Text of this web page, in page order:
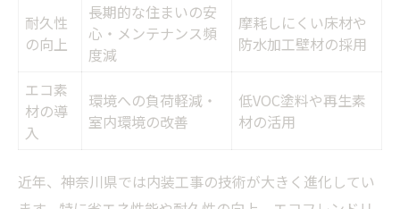
耐久性
の向上
長期的な住まいの安
心・メンテナンス頻
度減
摩耗しにくい床材や
防水加工壁材の採用
エコ素
材の導
入
環境への負荷軽減・
室内環境の改善
低VOC塗料や再生素
材の活用
近年、神奈川県では内装工事の技術が大きく進化してい